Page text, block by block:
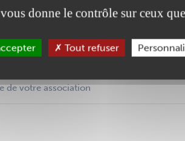
de votre association
donne le contrôle sur ceux
Tout refuser